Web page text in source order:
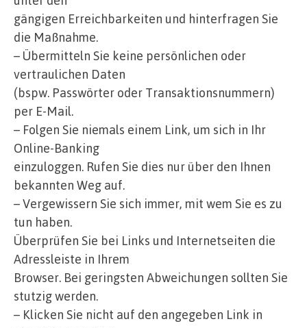
gängigen Erreichbarkeiten und hinterfragen Sie
die Maßnahme.
– Übermitteln Sie keine persönlichen oder
vertraulichen Daten
(bspw. Passwörter oder Transaktionsnummern)
per E-Mail.
– Folgen Sie niemals einem Link, um sich in Ihr
Online-Banking
einzuloggen. Rufen Sie dies nur über den Ihnen
bekannten Weg auf.
– Vergewissern Sie sich immer, mit wem Sie es zu
tun haben.
Überprüfen Sie bei Links und Internetseiten die
Adressleiste in Ihrem
Browser. Bei geringsten Abweichungen sollten Sie
stutzig werden.
– Klicken Sie nicht auf den angegeben Link in